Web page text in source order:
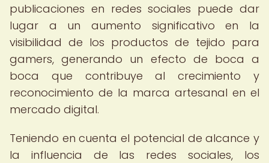
publicaciones en redes sociales puede dar
lugar a un aumento significativo en la
visibilidad de los productos de tejido para
gamers, generando un efecto de boca a
boca que contribuye al crecimiento y
reconocimiento de la marca artesanal en el
mercado digital.
Teniendo en cuenta el potencial de alcance y
la influencia de las redes sociales, los